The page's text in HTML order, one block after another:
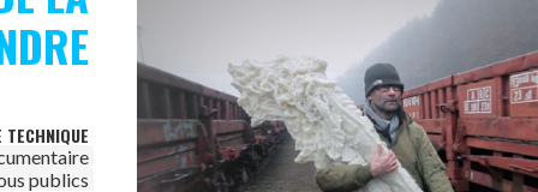
TECHNIQUE
publics